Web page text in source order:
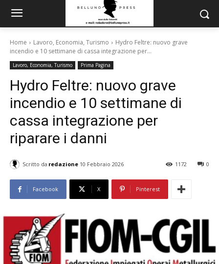
Home Lavoro, Economia, Turismo
Hydro Feltre: nuovo grave
incendio e 10 settimane di cassa integrazione per...
Lavoro, Economia, Turismo Prima Pagina
Hydro Feltre: nuovo grave
incendio e 10 settimane di
cassa integrazione per
riparare i danni
Scritto da redazione 10 Febbraio 2026 0
1172
Facebook X Pinterest